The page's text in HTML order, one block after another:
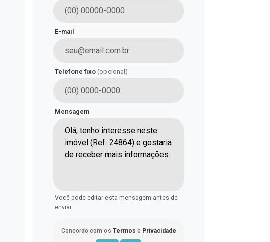
E-mail
Telefone fixo (opcional)
Mensagem
Você pode editar esta mensagem antes de
enviar.
Concordo com os Termos e Privacidade